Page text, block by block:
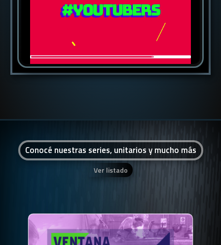
Conocé nuestras series, unitarios y mucho más
Ver listado